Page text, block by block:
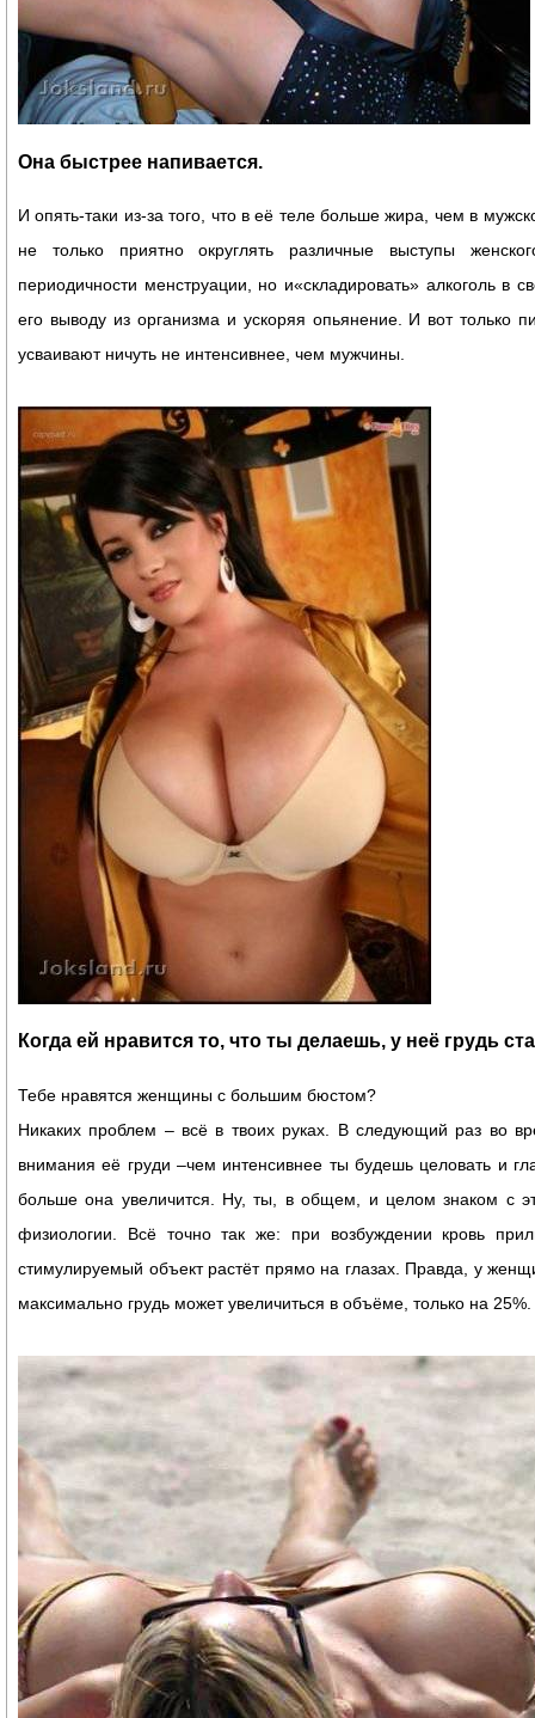
Она быстрее напивается.
И опять-таки из-за того, что в её теле больше жира, чем в
не только приятно округлять различные выступы
периодичности менструации, но и«складировать» алкоголь в
его выводу из организма и ускоряя опьянение. И вот только
усваивают ничуть не интенсивнее, чем мужчины.
Когда ей нравится то, что ты делаешь, у неё грудь
Тебе нравятся женщины с большим бюстом?
Никаких проблем – всё в твоих руках. В следующий раз во
внимания её груди –чем интенсивнее ты будешь целовать и
больше она увеличится. Ну, ты, в общем, и целом знаком с
физиологии. Всё точно так же: при возбуждении кровь
стимулируемый объект растёт прямо на глазах. Правда, у
максимально грудь может увеличиться в объёме, только на 25%.